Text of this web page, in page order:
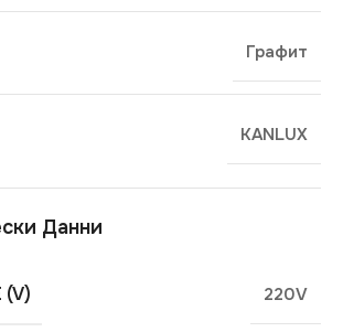
Графит
KANLUX
Данни
220V